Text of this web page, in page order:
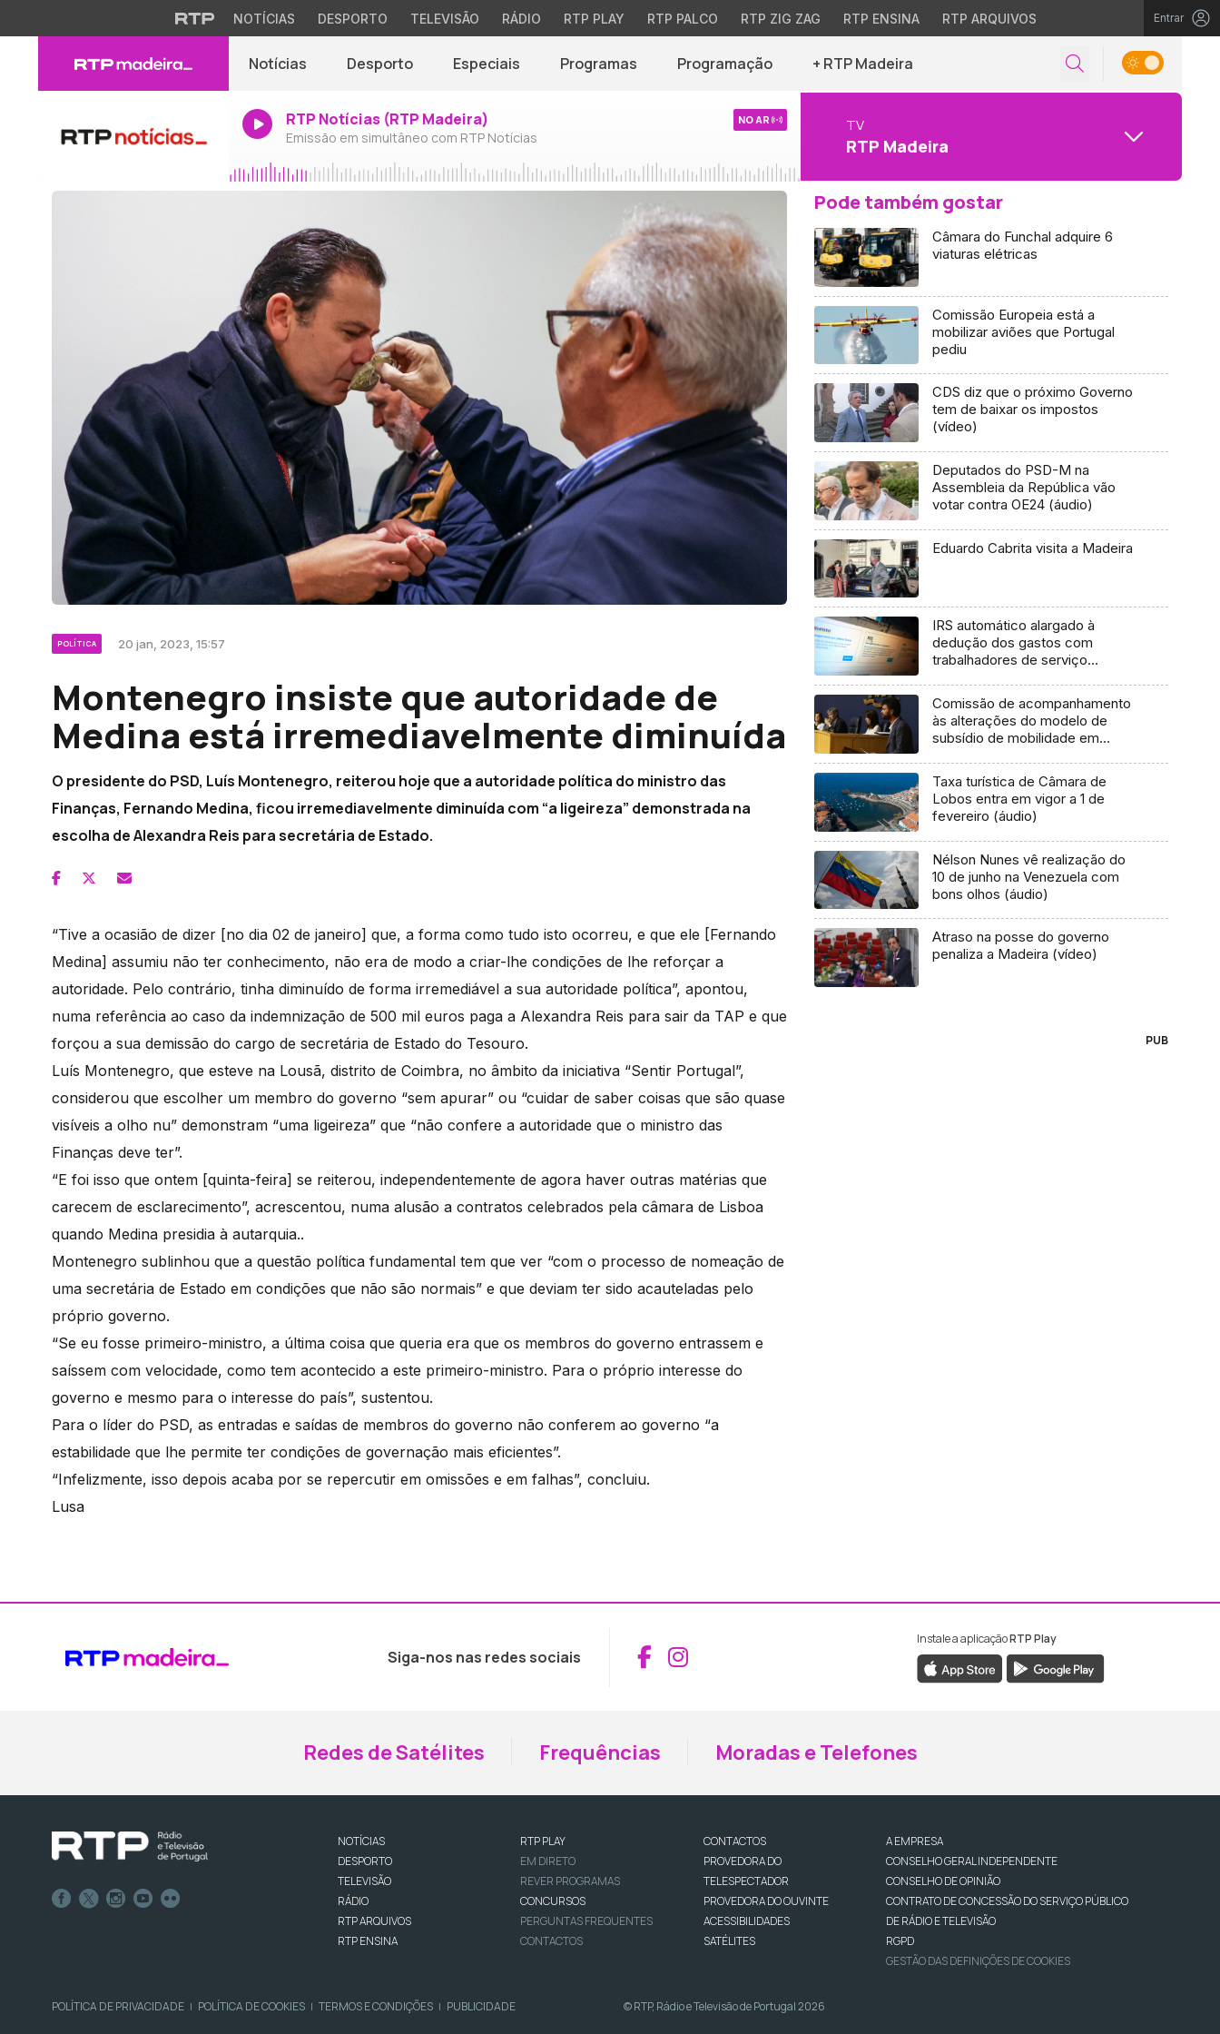
NOTÍCIAS DESPORTO TELEVISÃO RÁDIO RTP PLAY RTP PALCO RTP ZIG ZAG RTP ENSINA RTP ARQUIVOS Entrar
Notícias Desporto Especiais Programas Programação + RTP Madeira
RTP Notícias (RTP Madeira)
Emissão em simultâneo com RTP Notícias
NO AR TV
RTP Madeira
POLÍTICA 20 jan, 2023, 15:57
Montenegro insiste que autoridade de
Medina está irremediavelmente diminuída
O presidente do PSD, Luís Montenegro, reiterou hoje que a autoridade política do ministro das
Finanças, Fernando Medina, ficou irremediavelmente diminuída com “a ligeireza” demonstrada na
escolha de Alexandra Reis para secretária de Estado.
“Tive a ocasião de dizer [no dia 02 de janeiro] que, a forma como tudo isto ocorreu, e que ele [Fernando
Medina] assumiu não ter conhecimento, não era de modo a criar-lhe condições de lhe reforçar a
autoridade. Pelo contrário, tinha diminuído de forma irremediável a sua autoridade política”, apontou,
numa referência ao caso da indemnização de 500 mil euros paga a Alexandra Reis para sair da TAP e que
forçou a sua demissão do cargo de secretária de Estado do Tesouro.
Luís Montenegro, que esteve na Lousã, distrito de Coimbra, no âmbito da iniciativa “Sentir Portugal”,
considerou que escolher um membro do governo “sem apurar” ou “cuidar de saber coisas que são quase
visíveis a olho nu” demonstram “uma ligeireza” que “não confere a autoridade que o ministro das
Finanças deve ter”.
“E foi isso que ontem [quinta-feira] se reiterou, independentemente de agora haver outras matérias que
carecem de esclarecimento”, acrescentou, numa alusão a contratos celebrados pela câmara de Lisboa
quando Medina presidia à autarquia..
Montenegro sublinhou que a questão política fundamental tem que ver “com o processo de nomeação de
uma secretária de Estado em condições que não são normais” e que deviam ter sido acauteladas pelo
próprio governo.
“Se eu fosse primeiro-ministro, a última coisa que queria era que os membros do governo entrassem e
saíssem com velocidade, como tem acontecido a este primeiro-ministro. Para o próprio interesse do
governo e mesmo para o interesse do país”, sustentou.
Para o líder do PSD, as entradas e saídas de membros do governo não conferem ao governo “a
estabilidade que lhe permite ter condições de governação mais eficientes”.
“Infelizmente, isso depois acaba por se repercutir em omissões e em falhas”, concluiu.
Lusa
Pode também gostar
Câmara do Funchal adquire 6
viaturas elétricas
Comissão Europeia está a
mobilizar aviões que Portugal
pediu
CDS diz que o próximo Governo
tem de baixar os impostos
(vídeo)
Deputados do PSD-M na
Assembleia da República vão
votar contra OE24 (áudio)
Eduardo Cabrita visita a Madeira
IRS automático alargado à
dedução dos gastos com
trabalhadores de serviço
Comissão de acompanhamento
às alterações do modelo de
subsídio de mobilidade em
Taxa turística de Câmara de
Lobos entra em vigor a 1 de
fevereiro (áudio)
Nélson Nunes vê realização do
10 de junho na Venezuela com
bons olhos (áudio)
Atraso na posse do governo
penaliza a Madeira (vídeo)
PUB
Siga-nos nas redes sociais Aceder ao Facebook da RTP Madeira
Aceder ao Instagram da RTP Madeira
Instale a aplicaçãoRTP Play
Redes de Satélites Frequências Moradas e Telefones
NOTÍCIAS
DESPORTO
TELEVISÃO
RÁDIO
RTP ARQUIVOS
RTP ENSINA
RTP PLAY
EM DIRETO
REVER PROGRAMAS
CONCURSOS
PERGUNTAS FREQUENTES
CONTACTOS
CONTACTOS
PROVEDORA DO
TELESPECTADOR
PROVEDORA DO OUVINTE
ACESSIBILIDADES
SATÉLITES
A EMPRESA
CONSELHO GERAL INDEPENDENTE
CONSELHO DE OPINIÃO
CONTRATO DE CONCESSÃO DO SERVIÇO PÚBLICO
DE RÁDIO E TELEVISÃO
RGPD
GESTÃO DAS DEFINIÇÕES DE COOKIES
POLÍTICA DE PRIVACIDADE | POLÍTICA DE COOKIES | TERMOS E CONDIÇÕES | PUBLICIDADE © RTP, Rádio e Televisão de Portugal 2026